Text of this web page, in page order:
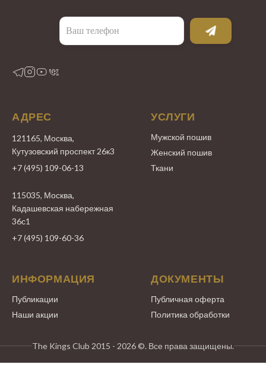
АДРЕС
121165, Москва,
Кутузовский проспект 26к3
+7 (495) 109-06-13
115035, Москва,
Кадашевская набережная
36с1
+7 (495) 109-60-36
УСЛУГИ
Мужской пошив
Женский пошив
Ткани
ИНФОРМАЦИЯ
Публикации
Наши акции
ДОКУМЕНТЫ
Публичная оферта
Политика обработки
The Kings Club 2015 - 2026 ©. Все права защищены.